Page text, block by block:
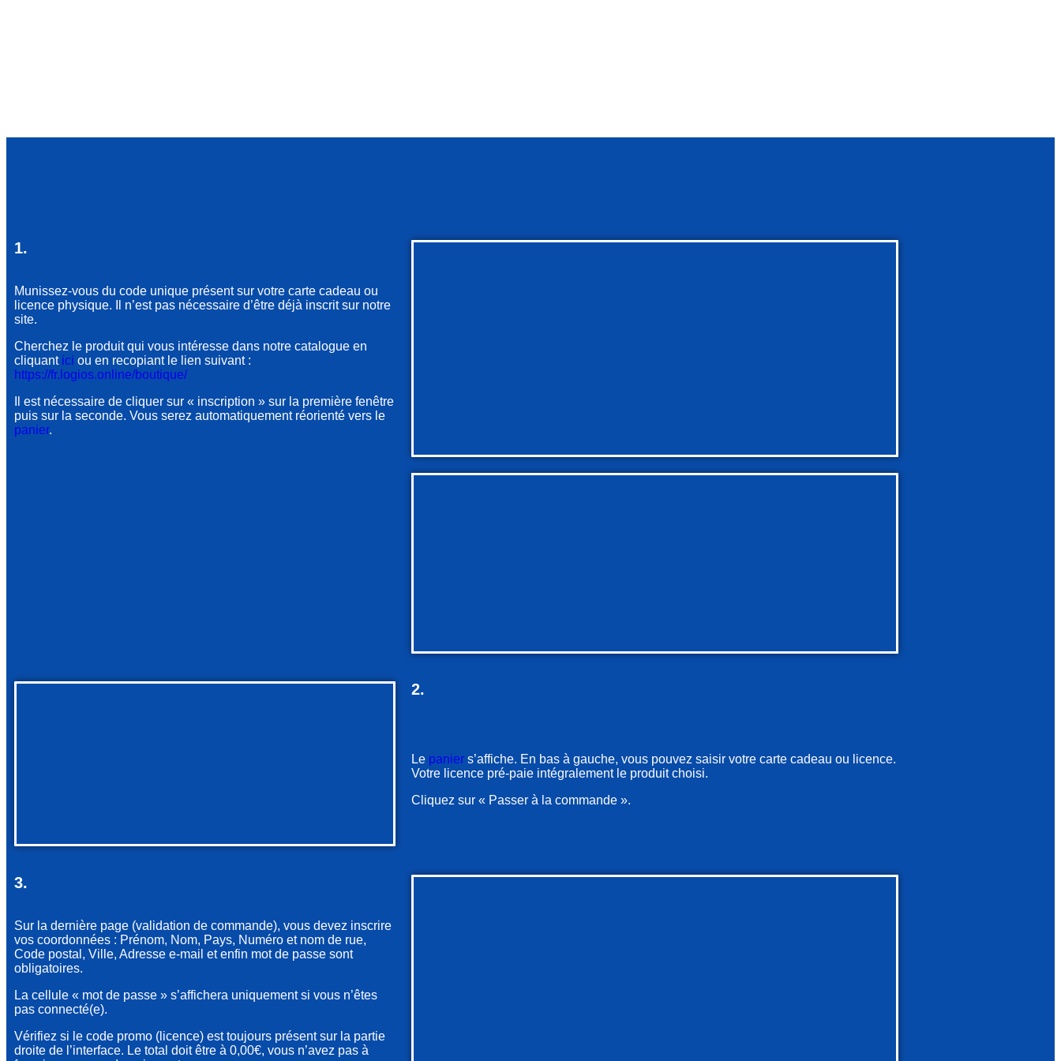
1.
Munissez-vous du code unique présent sur votre carte cadeau ou
licence physique. Il n’est pas nécessaire d’être déjà inscrit sur notre
site.
Cherchez le produit qui vous intéresse dans notre catalogue en
cliquant ici ou en recopiant le lien suivant :
https://fr.logios.online/boutique/
Il est nécessaire de cliquer sur « inscription » sur la première fenêtre
puis sur la seconde. Vous serez automatiquement réorienté vers le
panier.
2.
Le panier s’affiche. En bas à gauche, vous pouvez saisir votre carte cadeau ou licence.
Votre licence pré-paie intégralement le produit choisi.
Cliquez sur « Passer à la commande ».
3.
Sur la dernière page (validation de commande), vous devez inscrire
vos coordonnées : Prénom, Nom, Pays, Numéro et nom de rue,
Code postal, Ville, Adresse e-mail et enfin mot de passe sont
obligatoires.
La cellule « mot de passe » s’affichera uniquement si vous n’êtes
pas connecté(e).
Vérifiez si le code promo (licence) est toujours présent sur la partie
droite de l’interface. Le total doit être à 0,00€, vous n’avez pas à